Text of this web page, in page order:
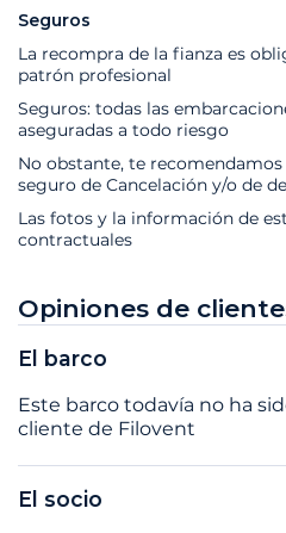
Seguros
La recompra de la fianza es
patrón profesional
Seguros: todas las
aseguradas a todo riesgo
No obstante, te
seguro de Cancelación y/o de
Las fotos y la información de
contractuales
Opiniones de
El barco
Este barco todavía no ha
cliente de Filovent
El socio